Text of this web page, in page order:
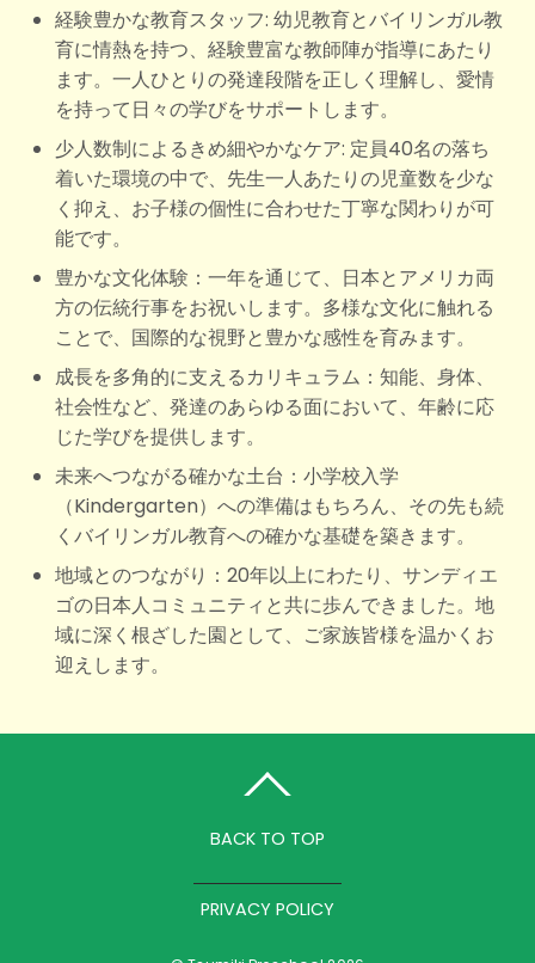
経験豊かな教育スタッフ: 幼児教育とバイリンガル教
育に情熱を持つ、経験豊富な教師陣が指導にあたり
ます。一人ひとりの発達段階を正しく理解し、愛情
を持って日々の学びをサポートします。
少人数制によるきめ細やかなケア: 定員40名の落ち
着いた環境の中で、先生一人あたりの児童数を少な
く抑え、お子様の個性に合わせた丁寧な関わりが可
能です。
豊かな文化体験：一年を通じて、日本とアメリカ両
方の伝統行事をお祝いします。多様な文化に触れる
ことで、国際的な視野と豊かな感性を育みます。
成長を多角的に支えるカリキュラム：知能、身体、
社会性など、発達のあらゆる面において、年齢に応
じた学びを提供します。
未来へつながる確かな土台：小学校入学
（Kindergarten）への準備はもちろん、その先も続
くバイリンガル教育への確かな基礎を築きます。
地域とのつながり：20年以上にわたり、サンディエ
ゴの日本人コミュニティと共に歩んできました。地
域に深く根ざした園として、ご家族皆様を温かくお
迎えします。
BACK TO TOP
PRIVACY POLICY